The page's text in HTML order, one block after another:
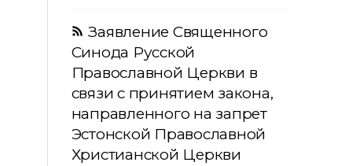
Заявление Священного
Синода Русской
Православной Церкви в
связи с принятием закона,
направленного на запрет
Эстонской Православной
Христианской Церкви